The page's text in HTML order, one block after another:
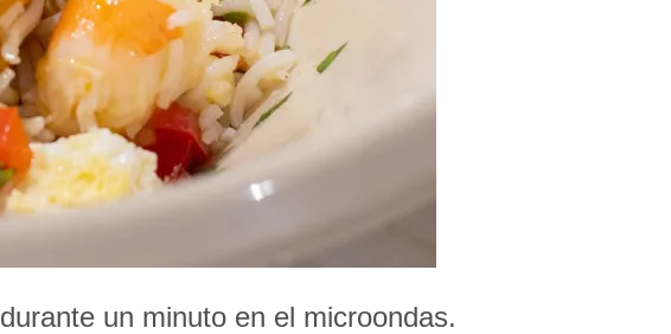
durante un minuto en el microondas.